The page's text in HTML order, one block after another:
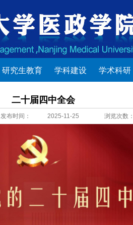
研究生教育 学科建设 学术科研
二十届四中全会
发布时间： 2025-11-25 浏览次数：